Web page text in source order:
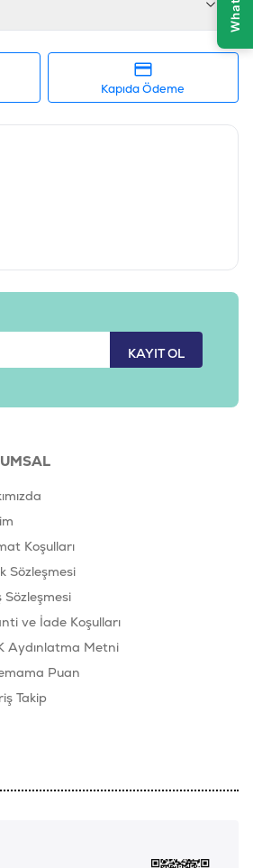
Kapıda Ödeme
KAYIT OL
Koşulları
Sözleşmesi
Sözleşmesi
ve İade Koşulları
Aydınlatma Metni
Puan
Takip